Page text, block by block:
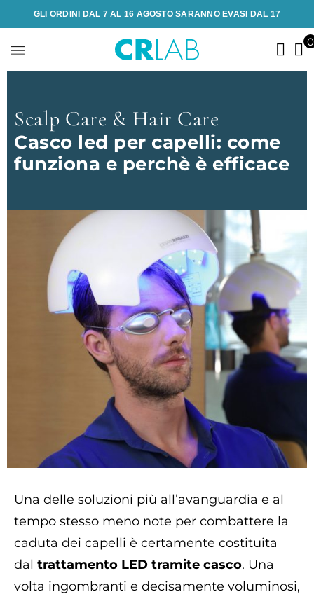
GLI ORDINI DAL 7 AL 16 AGOSTO SARANNO EVASI DAL 17
Scalp Care & Hair Care
Casco led per capelli: come
funziona e perchè è efficace
Una delle soluzioni più all’avanguardia e al
tempo stesso meno note per combattere la
caduta dei capelli è certamente costituita
dal trattamento LED tramite casco. Una
volta ingombranti e decisamente voluminosi,